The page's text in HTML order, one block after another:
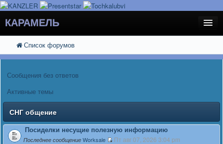
КАРАМЕЛЬ
FAQ
Расширенный поиск
Список форумов
Сообщения без ответов
Активные темы
СНГ общение
Посиделки несущие полезную информацию
Последнее сообщение Worksale Пт авг 07, 2026 3:04 pm